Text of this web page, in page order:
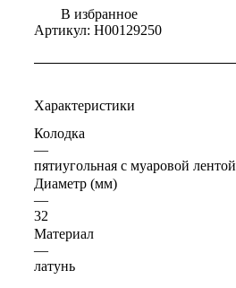
В избранное
Артикул: Н00129250
Характеристики
Колодка
—
пятиугольная с муаровой лентой
Диаметр (мм)
—
32
Материал
—
латунь